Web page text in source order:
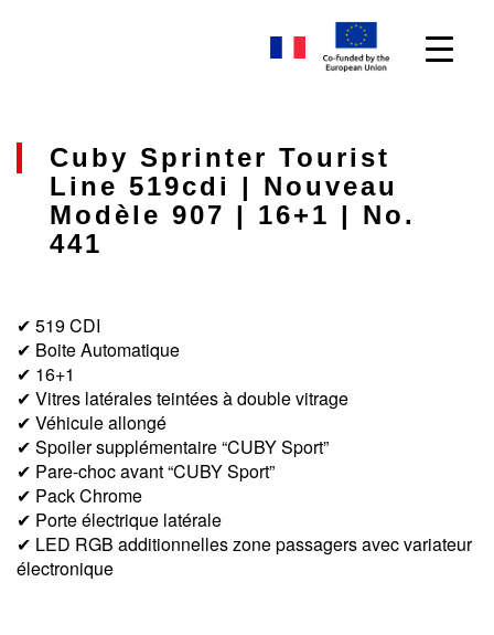
Cuby Sprinter Tourist
Line 519cdi | Nouveau
Modèle 907 | 16+1 | No.
441
✔ 519 CDI
✔ Boite Automatique
✔ 16+1
✔ Vitres latérales teintées à double vitrage
✔ Véhicule allongé
✔ Spoiler supplémentaire “CUBY Sport”
✔ Pare-choc avant “CUBY Sport”
✔ Pack Chrome
✔ Porte électrique latérale
✔ LED RGB additionnelles zone passagers avec variateur
électronique